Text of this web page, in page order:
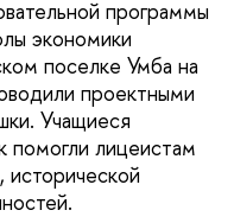
программы
экономики
поселке Умба на
проектными
Учащиеся
помогли лицеистам
исторической